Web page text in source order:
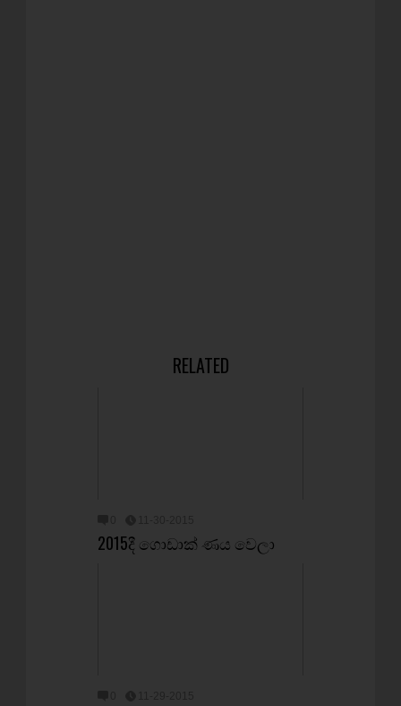
RELATED
2015දී ගොඩාක් ණය වෙලා